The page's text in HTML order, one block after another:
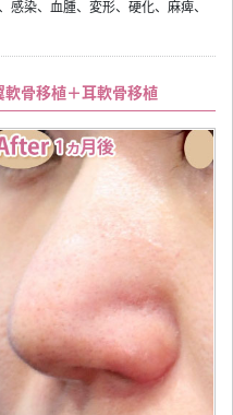
染、血腫、変形、硬化、麻痺、
骨移植＋耳軟骨移植